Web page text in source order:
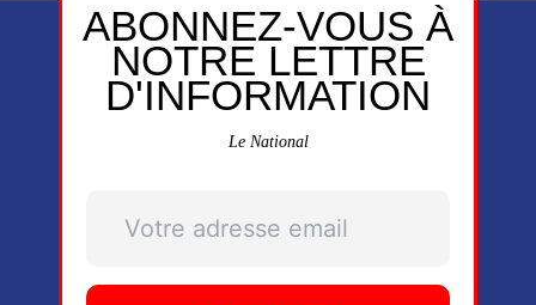
ABONNEZ-VOUS À
NOTRE LETTRE
D'INFORMATION
Le National